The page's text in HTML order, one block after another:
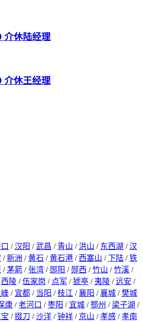
介休陆经理
介休王经理
/汉阳 /武昌 / 青山 / 洪山 / 东西湖 /汉
/新洲 /黄石 /黄石港 / 西塞山 /下陆 /铁
/茅箭 / 张湾 / 郧阳 / 郧西 /竹山 /竹溪 /
西陵 /伍家岗 / 点军 /猇亭 / 夷陵 /远安 /
/ 宜都 / 当阳 /枝江 /襄阳 /襄城 /樊城
康 /老河口 /枣阳 / 宜城 /鄂州 / 梁子湖 /
/掇刀 /沙洋 /钟祥 / 京山 /孝感 /孝南